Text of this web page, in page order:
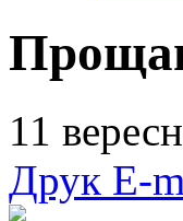
11
Друк E-